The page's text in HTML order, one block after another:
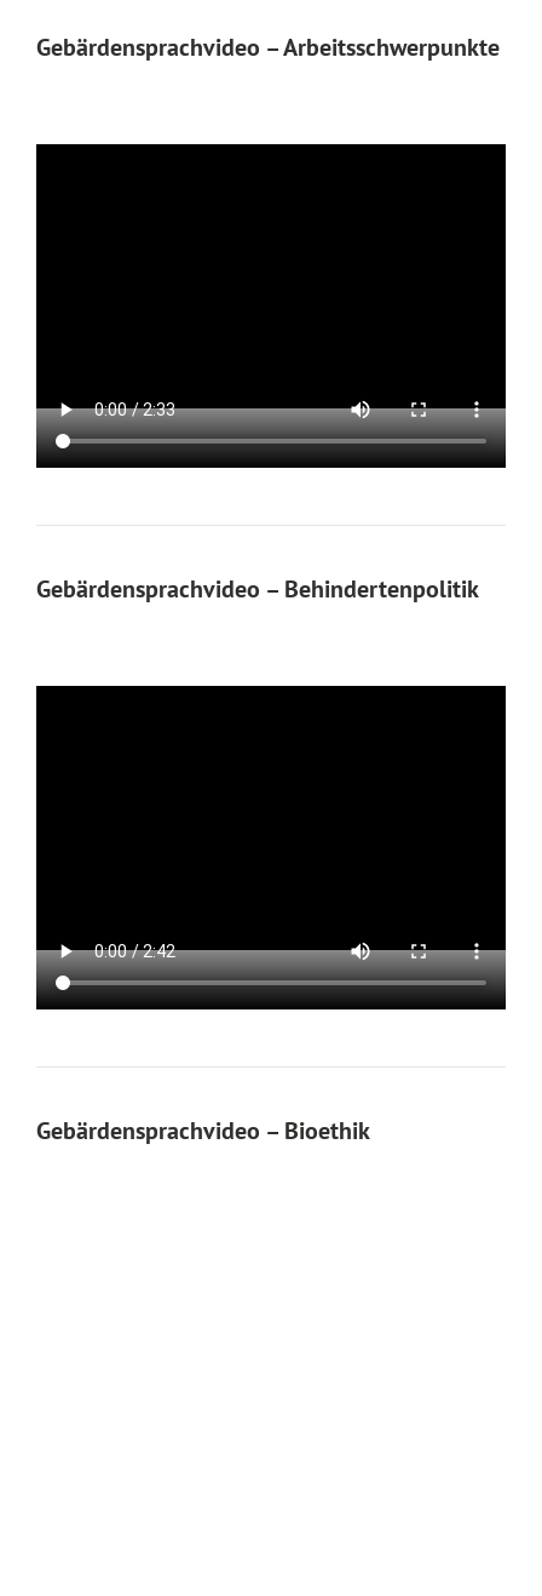
Gebärdensprachvideo – Arbeitsschwerpunkte
Gebärdensprachvideo – Behindertenpolitik
Gebärdensprachvideo – Bioethik